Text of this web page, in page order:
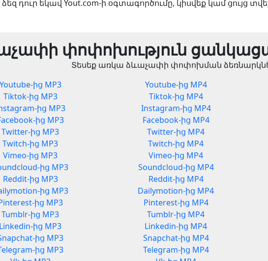
դուր եկավ Yout.com-ի օգտագործումը, կիսվեք կամ ցույց
փոփոխություն
Տեսեք առկա ձևաչափի փոփոխման
Youtube-ից MP3
Tiktok-ից MP3
ից MP3
ից MP3
Twitter-ից MP3
Twitch-ից MP3
Vimeo-ից MP3
ից MP3
Reddit-ից MP3
ից MP3
ից MP3
Tumblr-ից MP3
Linkedin-ից MP3
ից MP3
ից MP3
Youtube-ից MP4
Tiktok-ից MP4
Instagram-ից MP4
Facebook-ից MP4
Twitter-ից MP4
Twitch-ից MP4
Vimeo-ից MP4
Soundcloud-ից MP4
Reddit-ից MP4
Dailymotion-ից MP4
Pinterest-ից MP4
Tumblr-ից MP4
Linkedin-ից MP4
Snapchat-ից MP4
Telegram-ից MP4